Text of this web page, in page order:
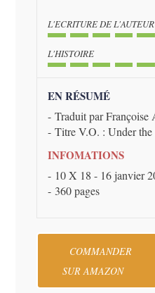
L'ECRITURE DE L'AUTEUR
L'HISTOIRE
EN RÉSUMÉ
Traduit par Françoise
Titre V.O. : Under
INFOMATIONS
10 X 18 - 16 janvier
360 pages
COMMANDER
SUR AMAZON